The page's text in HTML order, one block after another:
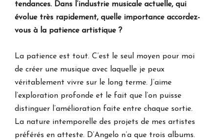
tendances. Dans l’industrie musicale actuelle, qui
évolue très rapidement, quelle importance accordez-
vous à la patience artistique ?
La patience est tout. C’est le seul moyen pour moi
de créer une musique avec laquelle je peux
véritablement vivre sur le long terme. J’aime
l’exploration profonde et le fait que l’on puisse
distinguer l’amélioration faite entre chaque sortie.
La nature intemporelle des projets de mes artistes
préférés en atteste. D’Angelo n’a que trois albums.